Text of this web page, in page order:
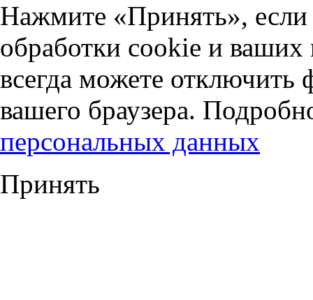
Нажмите «Принять», если
обработки cookie и
всегда можете отключить
вашего браузера.
персональных данных
Принять